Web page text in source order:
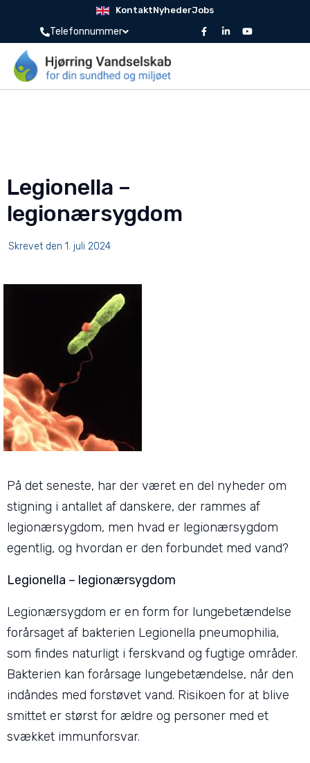
Telefonnummer
KontaktNyhederJobs
Legionella –
legionærsygdom
Skrevet den 1. juli 2024
På det seneste, har der været en del nyheder om
stigning i antallet af danskere, der rammes af
legionærsygdom, men hvad er legionærsygdom
egentlig, og hvordan er den forbundet med vand?
Legionella – legionærsygdom
Legionærsygdom er en form for lungebetændelse
forårsaget af bakterien Legionella pneumophilia,
som findes naturligt i ferskvand og fugtige områder.
Bakterien kan forårsage lungebetændelse, når den
indåndes med forstøvet vand. Risikoen for at blive
smittet er størst for ældre og personer med et
svækket immunforsvar.